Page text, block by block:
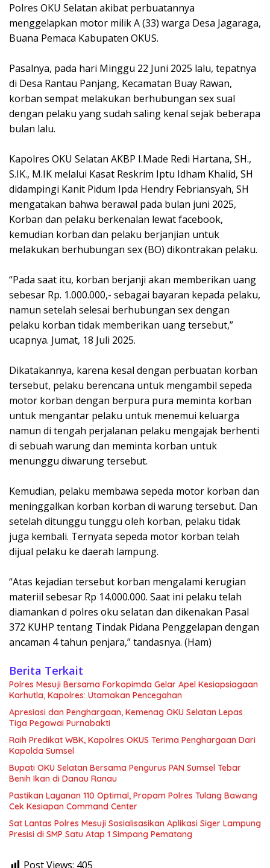
Polres OKU Selatan akibat perbuatannya
menggelapkan motor milik A (33) warga Desa Jagaraga,
Buana Pemaca Kabupaten OKUS.
Pasalnya, pada hari Minggu 22 Juni 2025 lalu, tepatnya
di Desa Rantau Panjang, Kecamatan Buay Rawan,
korban sempat melakukan berhubungan sex sual
dengan pelaku yang sudah saling kenal sejak beberapa
bulan lalu.
Kapolres OKU Selatan AKBP I.Made Redi Hartana, SH.,
S.IK., M.IK melalui Kasat Reskrim Iptu Idham Khalid, SH
didampingi Kanit Pidum Ipda Hendry Febriansyah, SH
mengatakan bahwa berawal pada bulan juni 2025,
Korban dan pelaku berkenalan lewat facebook,
kemudian korban dan pelaku berjanjian untuk
melakukan berhubungan sex (BO) dikontrakan pelaku.
“Pada saat itu, korban berjanji akan memberikan uang
sebesar Rp. 1.000.000,- sebagai bayaran kepada pelaku,
namun setelah selesai berhubungan sex dengan
pelaku korban tidak memberikan uang tersebut,”
ucapnya. Jumat, 18 Juli 2025.
Dikatakannya, karena kesal dengan perbuatan korban
tersebut, pelaku berencana untuk mengambil sepeda
motor korban dengan berpura pura meminta korban
untuk mengantar pelaku untuk menemui keluarga
namun di tengah perjalanan pelaku mengajak berhenti
di sebuah warung dan meminta korban untuk
menunggu diwarung tersebut.
Kemudian, pelaku membawa sepeda motor korban dan
meninggalkan korban korban di warung tersebut. Dan
setelah ditunggu tunggu oleh korban, pelaku tidak
juga kembali. Ternyata sepeda motor korban telah
dijual pelaku ke daerah lampung.
“Atas kejadian tersebut korban mengalami kerugian
materiil sebesar Rp 14.000.000. Saat ini pelaku telah
diamankan d polres oku selatan dan dikenakan Pasal
372 KUHP tentang Tindak Pidana Penggelapan dengan
ancaman 4 tahun penjara,” tandasnya. (Ham)
Berita Terkait
Polres Mesuji Bersama Forkopimda Gelar Apel Kesiapsiagaan
Karhutla, Kapolres: Utamakan Pencegahan
Apresiasi dan Penghargaan, Kemenag OKU Selatan Lepas
Tiga Pegawai Purnabakti
Raih Predikat WBK, Kapolres OKUS Terima Penghargaan Dari
Kapolda Sumsel
Bupati OKU Selatan Bersama Pengurus PAN Sumsel Tebar
Benih Ikan di Danau Ranau
Pastikan Layanan 110 Optimal, Propam Polres Tulang Bawang
Cek Kesiapan Command Center
Sat Lantas Polres Mesuji Sosialisasikan Aplikasi Siger Lampung
Presisi di SMP Satu Atap 1 Simpang Pematang
Post Views: 405